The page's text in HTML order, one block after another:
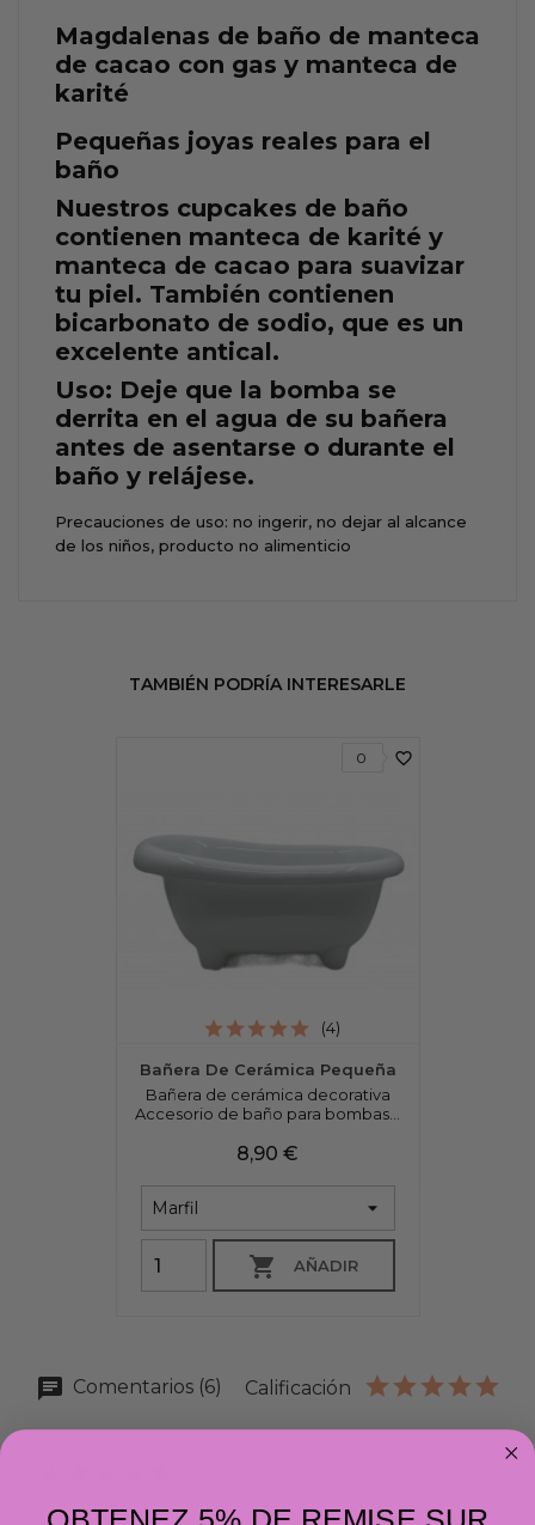
Magdalenas de baño de manteca
de cacao con gas y manteca de
karité
Pequeñas joyas reales para el
baño
Nuestros cupcakes de baño
contienen manteca de karité y
manteca de cacao para suavizar
tu piel. También contienen
bicarbonato de sodio, que es un
excelente antical.
Uso: Deje que la bomba se
derrita en el agua de su bañera
antes de asentarse o durante el
baño y relájese.
Precauciones de uso: no ingerir, no dejar al alcance
de los niños, producto no alimenticio
TAMBIÉN PODRÍA INTERESARLE
Bañera De Cerámica Pequeña
Bañera de cerámica decorativa
Accesorio de baño para bombas...
Precio
8,90 €
 AÑADIR
favorite_border
0
(4)
Comentarios (6) Calificación